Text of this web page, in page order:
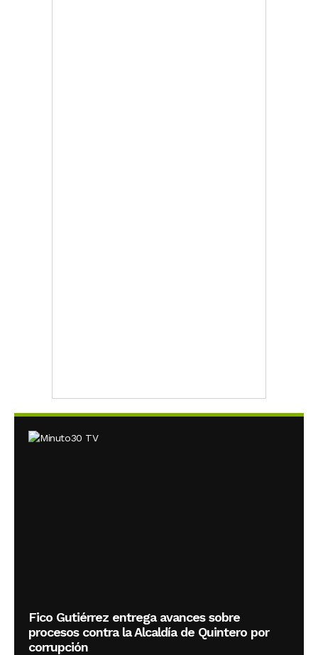
Fico Gutiérrez entrega avances sobre
procesos contra la Alcaldía de Quintero por
corrupción